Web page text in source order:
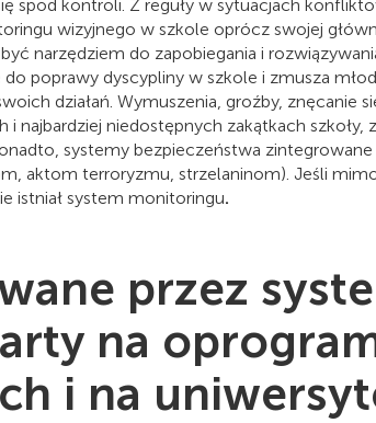
spod kontroli. Z reguły w sytuacjach
wizyjnego w szkole oprócz swojej
narzędziem do zapobiegania i
poprawy dyscypliny w szkole i zmusza
działań. Wymuszenia, groźby, znęcanie
najbardziej niedostępnych zakątkach szkoły,
systemy bezpieczeństwa
aktom terroryzmu, strzelaninom). Jeśli
istniał system monitoringu.
przez
na
i na